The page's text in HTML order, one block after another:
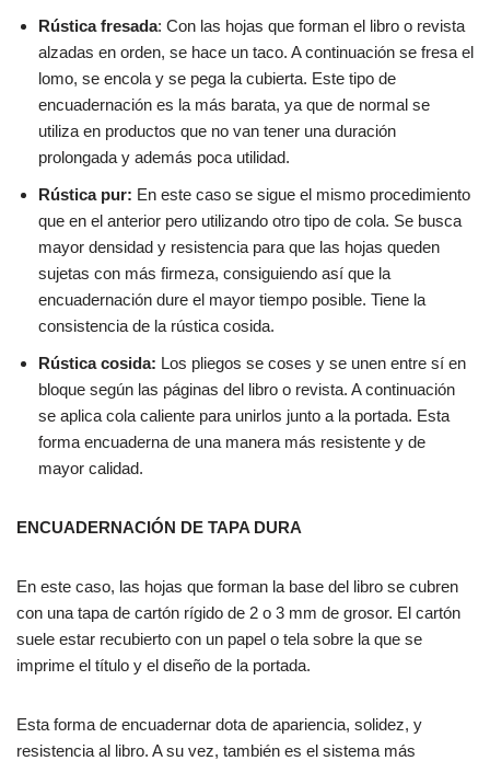
Rústica fresada: Con las hojas que forman el libro o revista
alzadas en orden, se hace un taco. A continuación se fresa el
lomo, se encola y se pega la cubierta. Este tipo de
encuadernación es la más barata, ya que de normal se
utiliza en productos que no van tener una duración
prolongada y además poca utilidad.
Rústica pur: En este caso se sigue el mismo procedimiento
que en el anterior pero utilizando otro tipo de cola. Se busca
mayor densidad y resistencia para que las hojas queden
sujetas con más firmeza, consiguiendo así que la
encuadernación dure el mayor tiempo posible. Tiene la
consistencia de la rústica cosida.
Rústica cosida: Los pliegos se coses y se unen entre sí en
bloque según las páginas del libro o revista. A continuación
se aplica cola caliente para unirlos junto a la portada. Esta
forma encuaderna de una manera más resistente y de
mayor calidad.
ENCUADERNACIÓN DE TAPA DURA
En este caso, las hojas que forman la base del libro se cubren
con una tapa de cartón rígido de 2 o 3 mm de grosor. El cartón
suele estar recubierto con un papel o tela sobre la que se
imprime el título y el diseño de la portada.
Esta forma de encuadernar dota de apariencia, solidez, y
resistencia al libro. A su vez, también es el sistema más